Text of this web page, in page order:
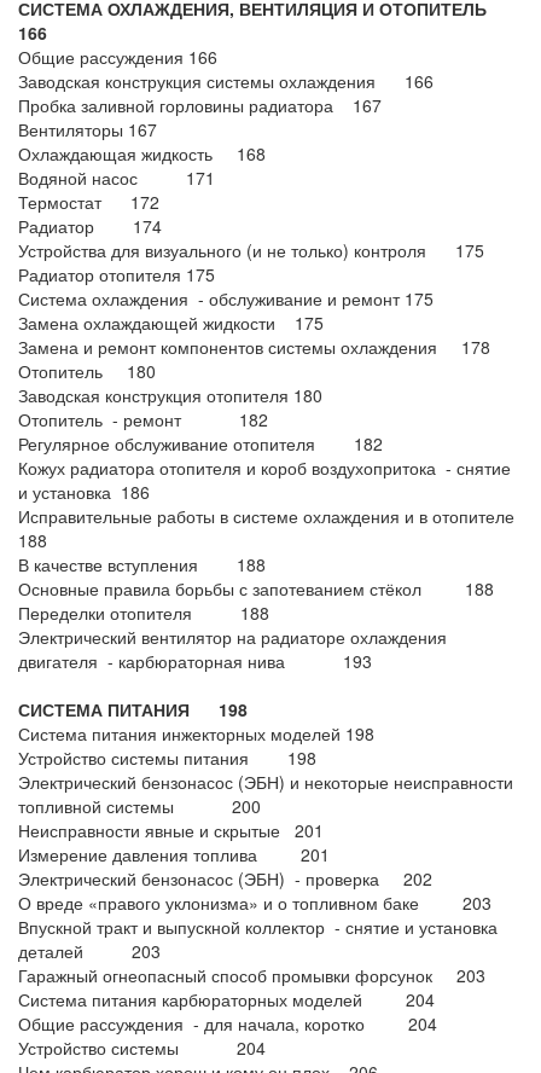
СИСТЕМА ОХЛАЖДЕНИЯ, ВЕНТИЛЯЦИЯ И ОТОПИТЕЛЬ
166
Общие рассуждения 166
Заводская конструкция системы охлаждения 166
Пробка заливной горловины радиатора 167
Вентиляторы 167
Охлаждающая жидкость 168
Водяной насос 171
Термостат 172
Радиатор 174
Устройства для визуального (и не только) контроля 175
Радиатор отопителя 175
Система охлаждения - обслуживание и ремонт 175
Замена охлаждающей жидкости 175
Замена и ремонт компонентов системы охлаждения 178
Отопитель 180
Заводская конструкция отопителя 180
Отопитель - ремонт 182
Регулярное обслуживание отопителя 182
Кожух радиатора отопителя и короб воздухопритока - снятие
и установка 186
Исправительные работы в системе охлаждения и в отопителе
188
В качестве вступления 188
Основные правила борьбы с запотеванием стёкол 188
Переделки отопителя 188
Электрический вентилятор на радиаторе охлаждения
двигателя - карбюраторная нива 193
СИСТЕМА ПИТАНИЯ 198
Система питания инжекторных моделей 198
Устройство системы питания 198
Электрический бензонасос (ЭБН) и некоторые неисправности
топливной системы 200
Неисправности явные и скрытые 201
Измерение давления топлива 201
Электрический бензонасос (ЭБН) - проверка 202
О вреде «правого уклонизма» и о топливном баке 203
Впускной тракт и выпускной коллектор - снятие и установка
деталей 203
Гаражный огнеопасный способ промывки форсунок 203
Система питания карбюраторных моделей 204
Общие рассуждения - для начала, коротко 204
Устройство системы 204